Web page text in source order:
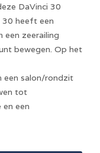
DaVinci 30
30 heeft een
een zeerailing
bewegen. Op het
een salon/rondzit
tot
een